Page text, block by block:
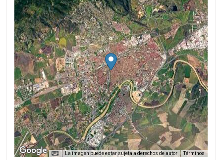
La imagen puede estar sujeta a derechos de autor Términos